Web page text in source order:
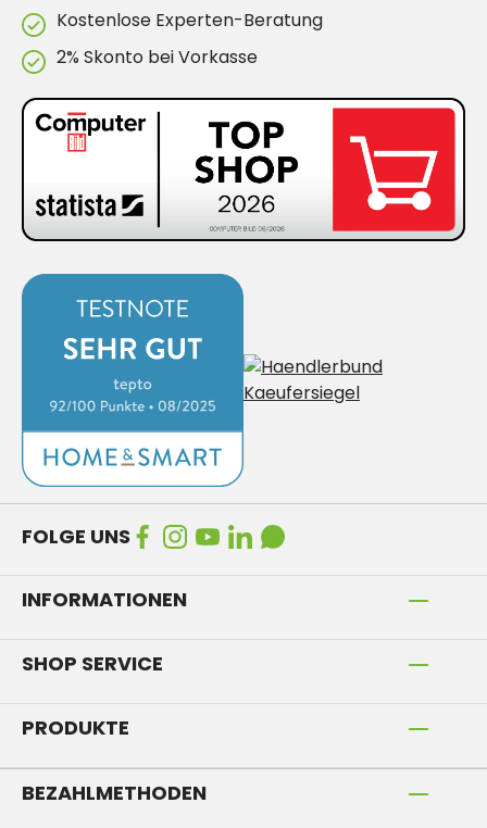
Kostenlose Experten-Beratung
2% Skonto bei Vorkasse
FOLGE UNS
INFORMATIONEN
SHOP SERVICE
PRODUKTE
BEZAHLMETHODEN